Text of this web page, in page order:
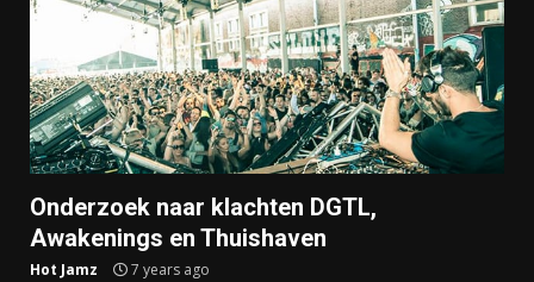
Onderzoek naar klachten DGTL,
Awakenings en Thuishaven
Hot Jamz 7 years ago